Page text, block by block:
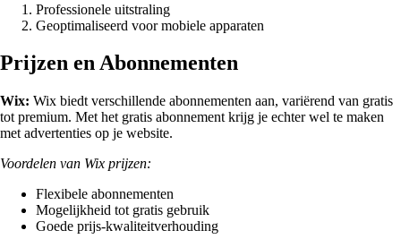
Professionele uitstraling
Geoptimaliseerd voor mobiele apparaten
Prijzen en Abonnementen
Wix: Wix biedt verschillende abonnementen aan, variërend van gratis
tot premium. Met het gratis abonnement krijg je echter wel te maken
met advertenties op je website.
Voordelen van Wix prijzen:
Flexibele abonnementen
Mogelijkheid tot gratis gebruik
Goede prijs-kwaliteitverhouding